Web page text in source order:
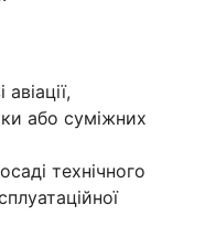
або суміжних
технічного